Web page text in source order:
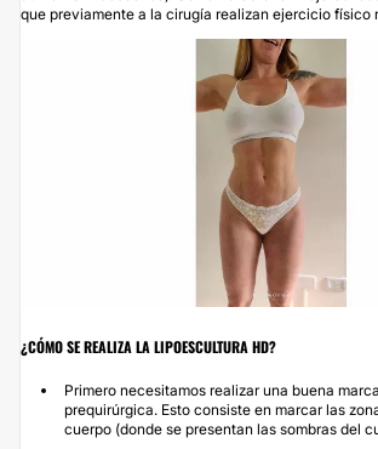
que previamente a la cirugía realizan ejercicio físico
¿CÓMO SE REALIZA LA LIPOESCULTURA HD?
Primero necesitamos realizar una buena
prequirúrgica. Esto consiste en marcar las
cuerpo (donde se presentan las sombras del